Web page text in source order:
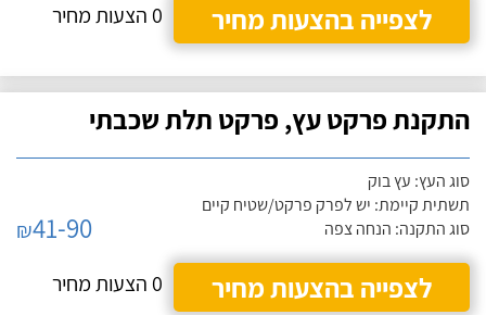
לצפייה בהצעות מחיר
0 הצעות מחיר
התקנת פרקט עץ, פרקט תלת שכבתי
סוג העץ: עץ בוק
תשתית קיימת: יש לפרק פרקט/שטיח קיים
סוג התקנה: הנחה צפה
₪41-90
לצפייה בהצעות מחיר
0 הצעות מחיר